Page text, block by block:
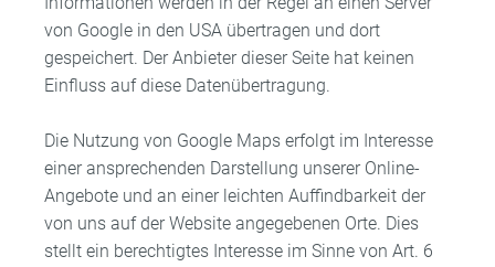
von Google in den USA übertragen und dort
gespeichert. Der Anbieter dieser Seite hat keinen
Einfluss auf diese Datenübertragung.
Die Nutzung von Google Maps erfolgt im Interesse
einer ansprechenden Darstellung unserer Online-
Angebote und an einer leichten Auffindbarkeit der
von uns auf der Website angegebenen Orte. Dies
stellt ein berechtigtes Interesse im Sinne von Art. 6